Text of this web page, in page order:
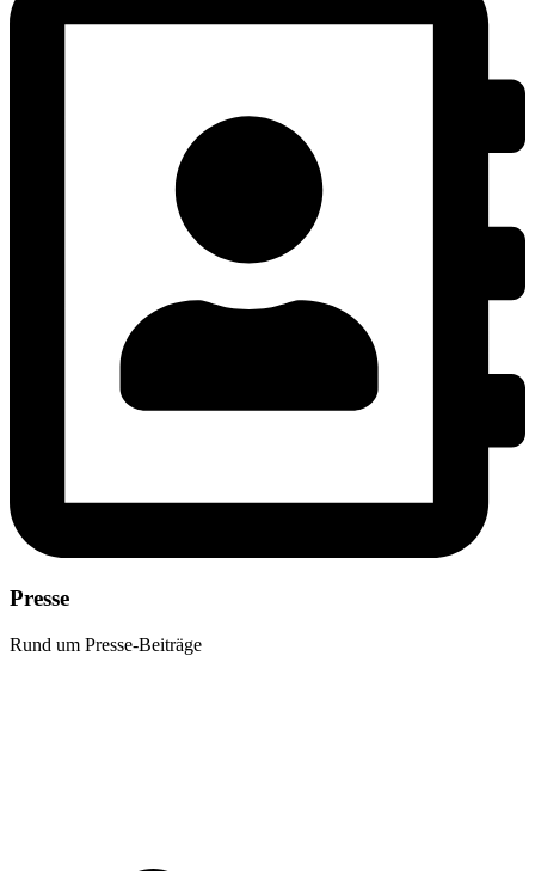
Presse
Rund um Presse-Beiträge